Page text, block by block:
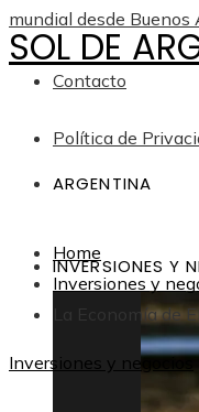
mundial desde
Contacto
Política de
SOL DE
ARGENTINA
INVERSIONES Y
Home
Inversiones y
La Economía de
Inversiones y negocios